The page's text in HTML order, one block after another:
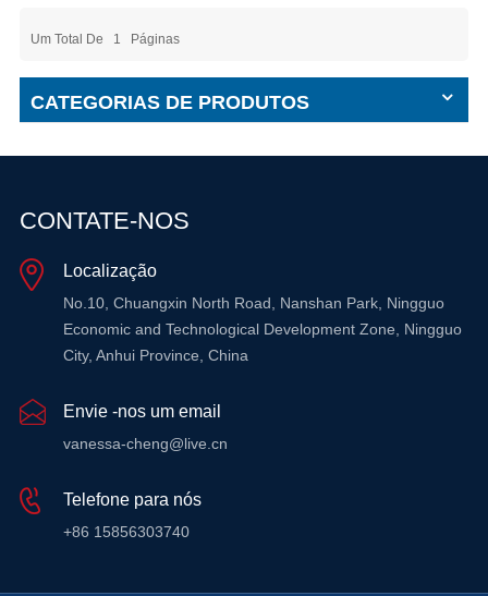
Um Total De 1 Páginas
CATEGORIAS DE PRODUTOS
CONTATE-NOS
Localização
No.10, Chuangxin North Road, Nanshan Park, Ningguo
Economic and Technological Development Zone, Ningguo
City, Anhui Province, China
Envie -nos um email
vanessa-cheng@live.cn
Telefone para nós
+86 15856303740